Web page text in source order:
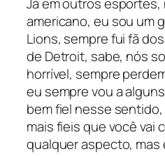
Já em outros
americano, eu sou um
Lions, sempre fui fã
de Detroit, sabe, nós
horrível, sempre
eu sempre vou a
bem fiel nesse
mais fieis que você vai
qualquer aspecto, mas